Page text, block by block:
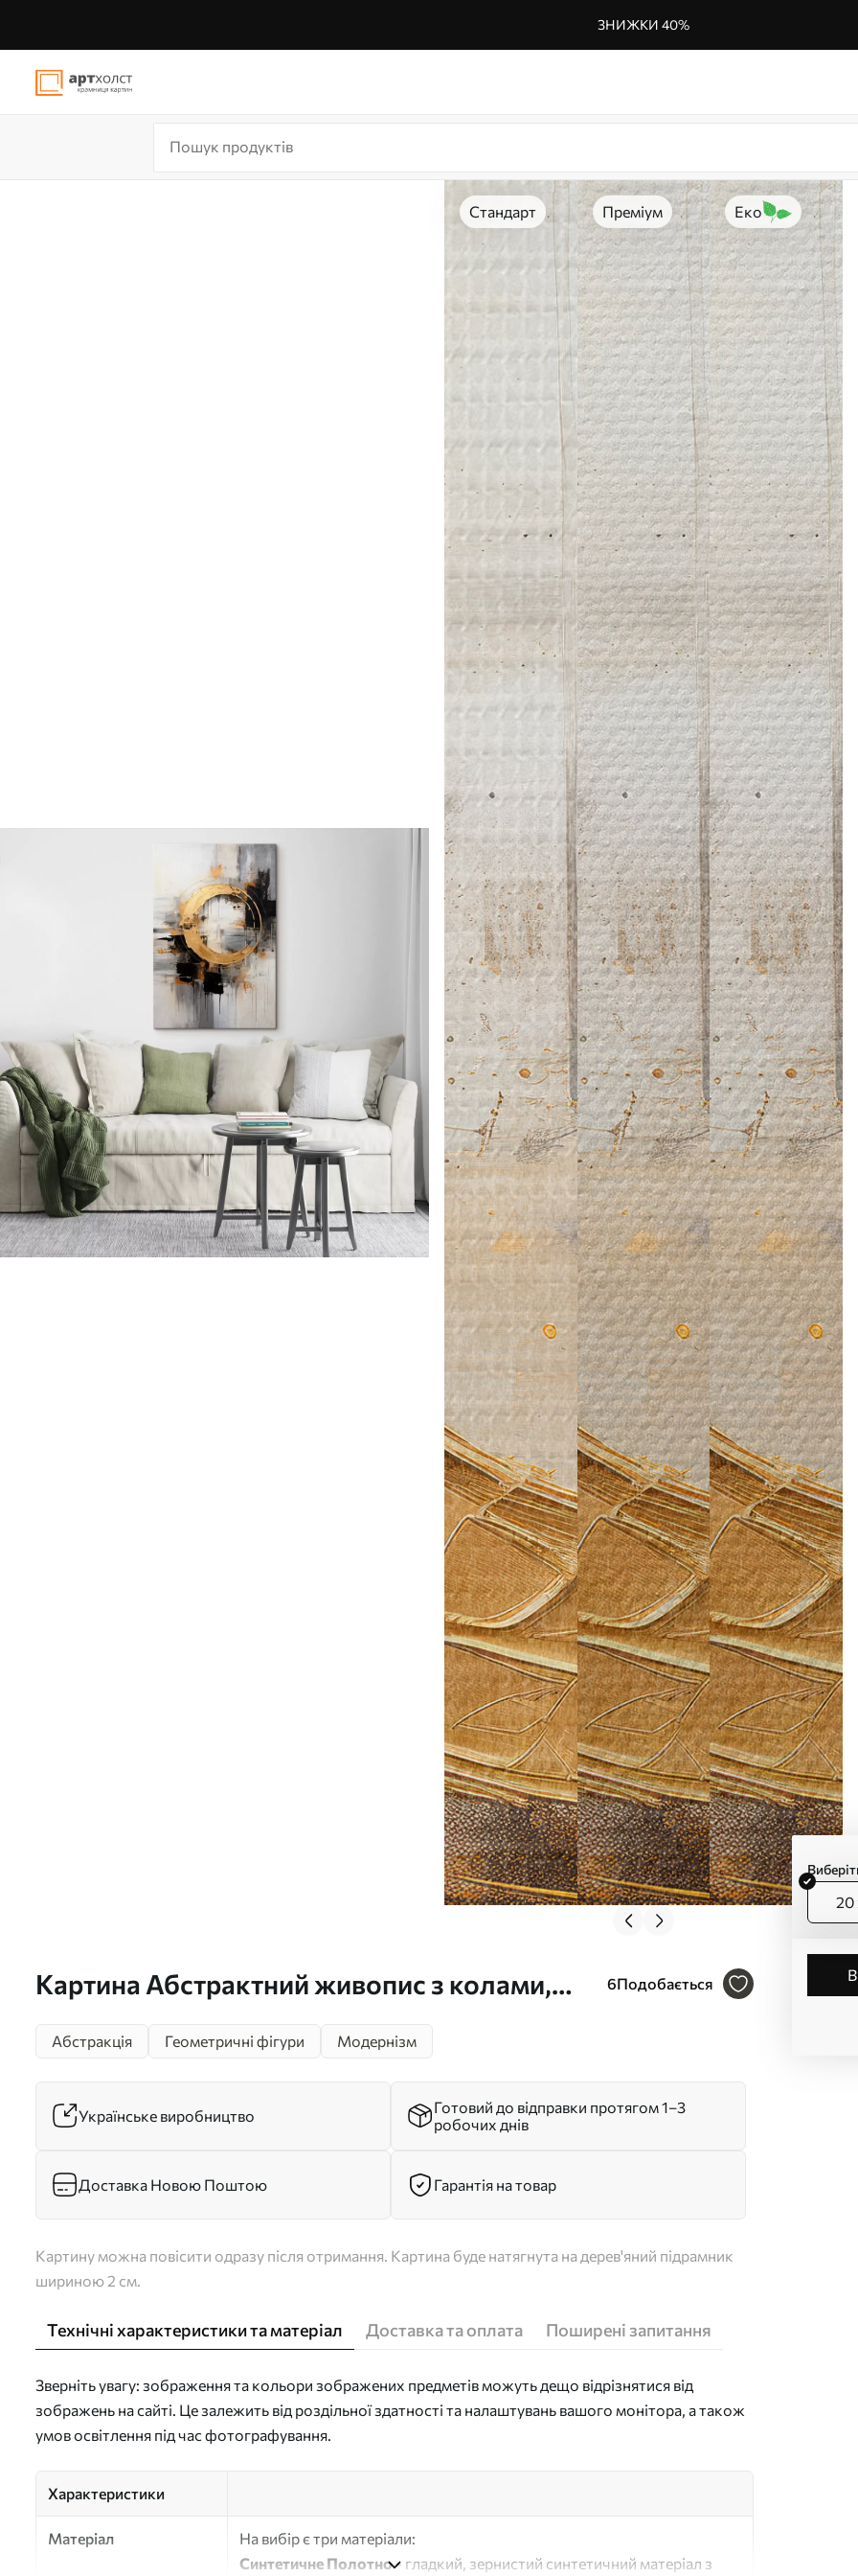
ЗНИЖКИ 40%
Стандарт Преміум Еко
Картина Абстрактний живопис з колами,
сірими та білими тонами Арт. s45186
6Подобається
20
Абстракція Геометричні фігури Модернізм
Українське виробництво
Готовий до відправки протягом 1–3
робочих днів
Доставка Новою Поштою Гарантія на товар
Картину можна повісити одразу після отримання. Картина буде натягнута на дерев'яний підрамник
шириною 2 см.
Технічні характеристики та матеріал Доставка та оплата Поширені запитання
Зверніть увагу: зображення та кольори зображених предметів можуть дещо відрізнятися від
зображень на сайті. Це залежить від роздільної здатності та налаштувань вашого монітора, а також
умов освітлення під час фотографування.
Характеристики
Матеріал
На вибір є три матеріали:
Синтетичне Полотно- гладкий, зернистий синтетичний матеріал з